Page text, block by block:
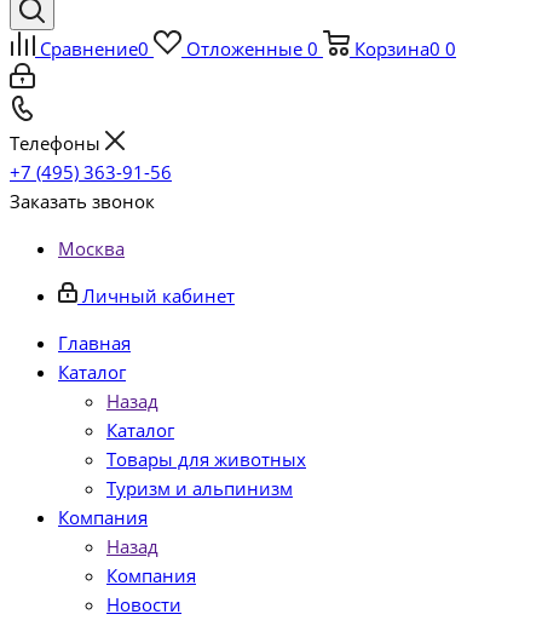
Сравнение0 Отложенные 0 Корзина0 0
Телефоны
+7 (495) 363-91-56
Заказать звонок
Москва
Личный кабинет
Главная
Каталог
Назад
Каталог
Товары для животных
Туризм и альпинизм
Компания
Назад
Компания
Новости